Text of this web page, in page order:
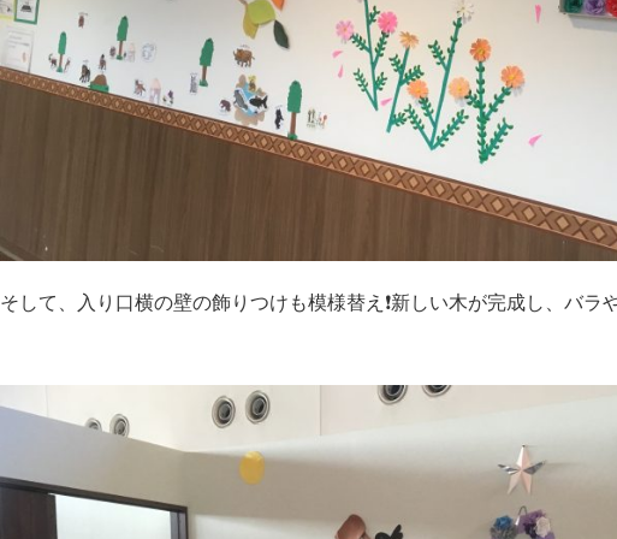
そして、入り口横の壁の飾りつけも模様替え❗️新しい木が完成し、バ